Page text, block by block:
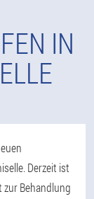
IN
Derzeit ist
Behandlung